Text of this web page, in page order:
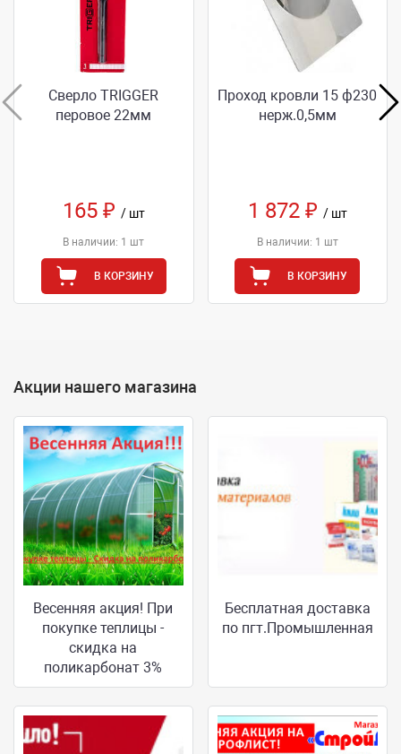
Сверло TRIGGER
перовое 22мм
165 ₽ / шт
В наличии: 1 шт
В КОРЗИНУ
Проход кровли 15 ф230
нерж.0,5мм
1 872 ₽ / шт
В наличии: 1 шт
В КОРЗИНУ
Акции нашего магазина
Весенняя акция! При
покупке теплицы -
скидка на
поликарбонат 3%
Бесплатная доставка
по пгт.Промышленная